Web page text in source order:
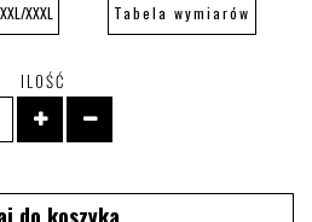
XXL/XXXL Tabela wymiarów
ILOŚĆ